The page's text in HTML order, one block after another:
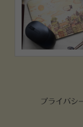
プライバシ